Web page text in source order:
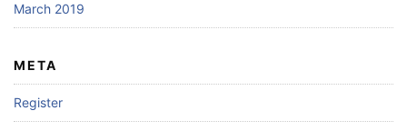
March 2019
META
Register